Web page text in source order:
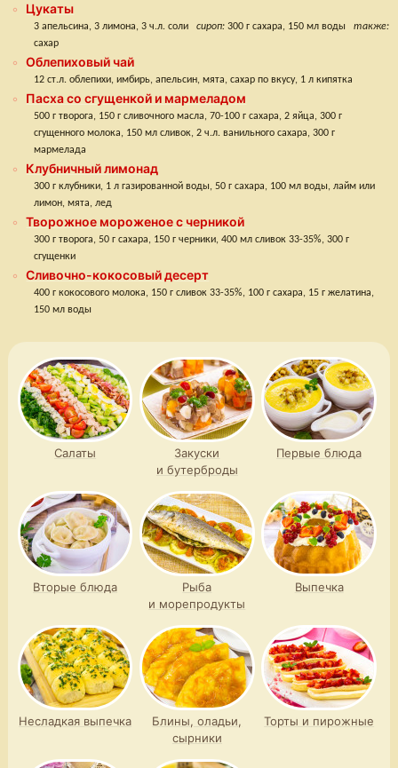
Цукаты
3 апельсина, 3 лимона, 3 ч.л. солисироп: 300 г сахара, 150 мл водытакже:
сахар
Облепиховый чай
12 ст.л. облепихи, имбирь, апельсин, мята, сахар по вкусу, 1 л кипятка
Пасха со сгущенкой и мармеладом
500 г творога, 150 г сливочного масла, 70-100 г сахара, 2 яйца, 300 г
сгущенного молока, 150 мл сливок, 2 ч.л. ванильного сахара, 300 г
мармелада
Клубничный лимонад
300 г клубники, 1 л газированной воды, 50 г сахара, 100 мл воды, лайм или
лимон, мята, лед
Творожное мороженое с черникой
300 г творога, 50 г сахара, 150 г черники, 400 мл сливок 33-35%, 300 г
сгущенки
Сливочно-кокосовый десерт
400 г кокосового молока, 150 г сливок 33-35%, 100 г сахара, 15 г желатина,
150 мл воды
Салаты
Закуски
и бутерброды
Первые блюда
Вторые блюда
Рыба
и морепродукты
Выпечка
Несладкая выпечка
Блины, оладьи,
сырники
Торты и пирожные